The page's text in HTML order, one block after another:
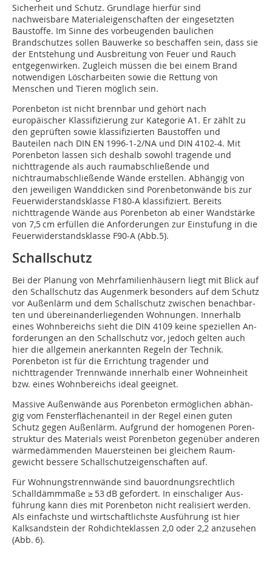
Sicherheit und Schutz. Grundlage hierfür sind
nachweisbare Material­eigen­schaften der eingesetzten
Baustoffe. Im Sinne des vorbeugenden baulichen
Brandschutzes sollen Bauwerke so beschaffen sein, dass sie
der Entstehung und Ausbreitung von Feuer und Rauch
entgegenwirken. Zugleich müssen die bei einem Brand
notwendigen Löscharbeiten sowie die Rettung von
Menschen und Tieren möglich sein.
Porenbeton ist nicht brennbar und gehört nach
europäischer Klassifizierung zur Kategorie A1. Er zählt zu
den geprüften sowie klassifizierten Baustoffen und
Bauteilen nach DIN EN 1996-1-2/NA und DIN 4102-4. Mit
Porenbeton lassen sich deshalb sowohl tragende und
nichttragende als auch raumabschließen­de und
nichtraumabschließende Wände erstellen. Abhängig von
den jeweiligen Wanddicken sind Porenbetonwände bis zur
Feuerwiderstandsklasse F180-A klassifiziert. Bereits
nichttragende Wände aus Porenbeton ab einer Wandstärke
von 7,5 cm erfüllen die Anforderungen zur Einstufung in die
Feuerwiderstandsklasse F90-A (Abb.5).
Schallschutz
Bei der Planung von Mehrfamilienhäusern liegt mit Blick auf
den Schallschutz das Augenmerk besonders auf dem Schutz
vor Außenlärm und dem Schallschutz zwischen be­nach­bar­
ten und übereinanderliegenden Wohnungen. Innerhalb
eines Wohnbereichs sieht die DIN 4109 keine speziellen An­
for­derungen an den Schallschutz vor, jedoch gelten auch
hier die allgemein anerkannten Regeln der Technik.
Porenbeton ist für die Errichtung tragender und
nichttragender Trenn­wän­de innerhalb einer Wohneinheit
bzw. eines Wohn­be­reichs ideal geeignet.
Massive Außenwände aus Porenbeton ermöglichen ab­hän­
gig vom Fensterflächenanteil in der Regel einen guten
Schutz gegen Außenlärm. Aufgrund der homogenen Poren­
struktur des Materials weist Porenbeton gegenüber anderen
wärmedämmenden Mauersteinen bei gleichem Raum­
gewicht bessere Schallschutzeigenschaften auf.
Für Wohnungstrennwände sind bauordnungsrechtlich
Schall­­dämmmaße ≥ 53 dB gefordert. In einschaliger Aus­
führung kann dies mit Porenbeton nicht realisiert werden.
Als ein­fachste und wirtschaftlichste Ausführung ist hier
Kalk­sand­stein der Rohdichteklassen 2,0 oder 2,2 an­zusehen
(Abb. 6).